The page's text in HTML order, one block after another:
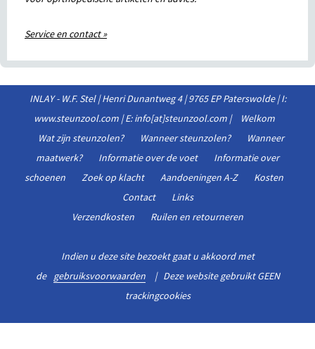
Service en contact »
INLAY - W.F. Stel | Henri Dunantweg 4 | 9765 EP Paterswolde | I:
www.steunzool.com | E: info[at]steunzool.com |
Welkom
Wat zijn steunzolen?
Wanneer steunzolen?
Wanneer
maatwerk?
Informatie over de voet
Informatie over
schoenen
Zoek op klacht Aandoeningen A-Z
Kosten
Contact
Links
Verzendkosten
Ruilen en retourneren
Indien u deze site bezoekt gaat u akkoord met
de
gebruiksvoorwaarden
| Deze website gebruikt GEEN
trackingcookies